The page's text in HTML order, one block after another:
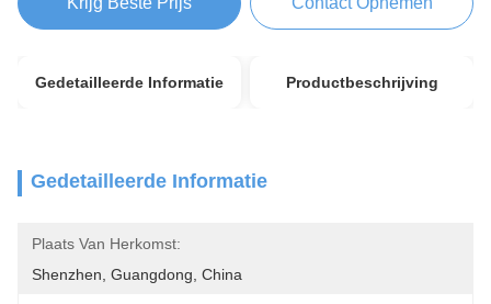
Gedetailleerde Informatie Productbeschrijving
Gedetailleerde Informatie
Plaats Van Herkomst:
Shenzhen, Guangdong, China